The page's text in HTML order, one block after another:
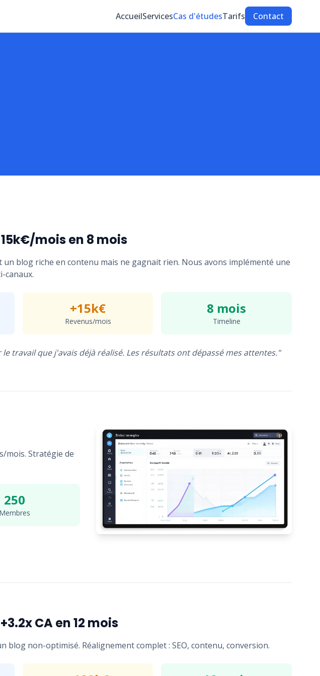
AccueilServicesCas d'étudesTarifs Contact
mois en 8 mois
blog riche en contenu mais ne gagnait rien. Nous avons implémenté une
canaux.
+15k€
Revenus/mois
8 mois
Timeline
le travail que j'avais déjà réalisé. Les résultats ont dépassé mes attentes."
mois. Stratégie de
250
Membres
CA en 12 mois
blog non-optimisé. Réalignement complet : SEO, contenu, conversion.